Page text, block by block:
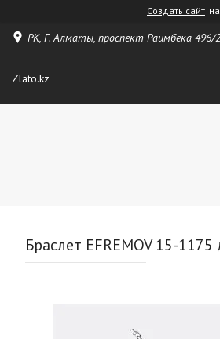
Создать сайт
РК, Г. Алматы, проспект Раимбека
Zlato.kz
Браслет EFREMOV 15-